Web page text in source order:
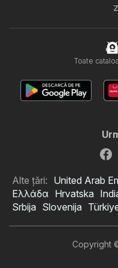
Toate
Alte țări: United Arab
Ελλάδα Hrvatska
Srbija Slovenija
Copyright